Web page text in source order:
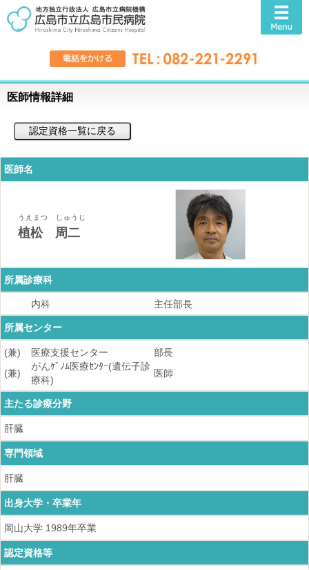
医師情報詳細
医師名
うえまつ しゅうじ
植松 周二
所属診療科
内科 主任部長
所属センター
(兼) 医療支援センター
部長
(兼)
がんｹﾞﾉﾑ医療ｾﾝﾀｰ(遺伝子診
療科)
医師
主たる診療分野
肝臓
専門領域
肝臓
出身大学・卒業年
岡山大学 1989年卒業
認定資格等